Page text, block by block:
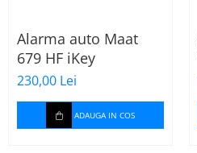
Alarma auto Maat
679 HF iKey
230,00 Lei
ADAUGA IN COS